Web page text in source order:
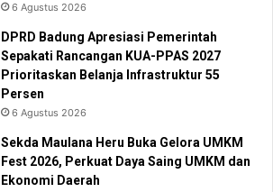
6 Agustus 2026
DPRD Badung Apresiasi Pemerintah
Sepakati Rancangan KUA-PPAS 2027
Prioritaskan Belanja Infrastruktur 55
Persen
6 Agustus 2026
Sekda Maulana Heru Buka Gelora UMKM
Fest 2026, Perkuat Daya Saing UMKM dan
Ekonomi Daerah